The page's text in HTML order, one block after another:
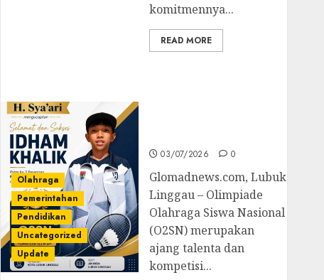
komitmennya...
READ MORE
Olahraga
Pemerintahan
Pendidikan
Uncategorized
Update
03/07/2026 0
Glomadnews.com, Lubuk
Linggau – Olimpiade
Olahraga Siswa Nasional
(O2SN) merupakan
ajang talenta dan
kompetisi...